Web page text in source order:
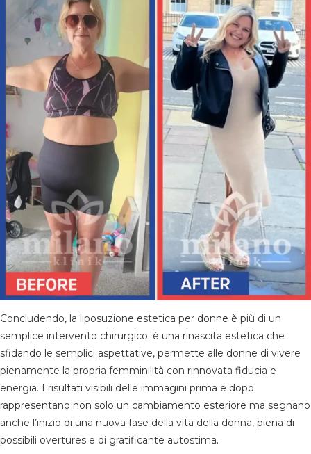
Concludendo, la liposuzione estetica per donne è più di un
semplice intervento chirurgico; è una rinascita estetica che
sfidando le semplici aspettative, permette alle donne di vivere
pienamente la propria femminilità con rinnovata fiducia e
energia. I risultati visibili delle immagini prima e dopo
rappresentano non solo un cambiamento esteriore ma segnano
anche l’inizio di una nuova fase della vita della donna, piena di
possibili overtures e di gratificante autostima.